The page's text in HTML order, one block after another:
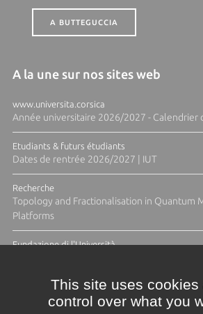
A BUTTEGUCCIA
A la une sur nos sites web
www.universita.corsica
Année universitaire 2026/2027 - Calendrier
Etudiants & futurs étudiants
Dates de rentrée 2026/2027 | IUT
Recherche
Topology and Fractionalisation in Quantum
Platforms
Fundazione di l'Università
This site uses
control over what you